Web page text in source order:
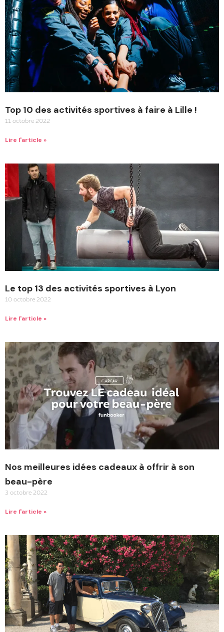
Top 10 des activités sportives à faire à Lille !
11 octobre 2022
Lire l'article »
Le top 13 des activités sportives à Lyon
10 octobre 2022
Lire l'article »
Nos meilleures idées cadeaux à offrir à son
beau-père
3 octobre 2022
Lire l'article »